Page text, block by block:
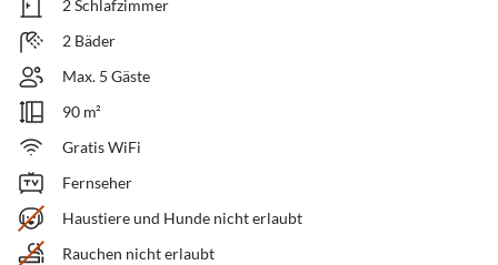
2 Schlafzimmer
2 Bäder
Max. 5 Gäste
90 m²
Gratis WiFi
Fernseher
Haustiere und Hunde nicht erlaubt
Rauchen nicht erlaubt